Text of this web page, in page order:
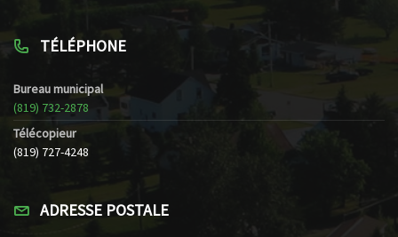
TÉLÉPHONE
Bureau municipal
(819) 732-2878
Télécopieur
(819) 727-4248
ADRESSE POSTALE